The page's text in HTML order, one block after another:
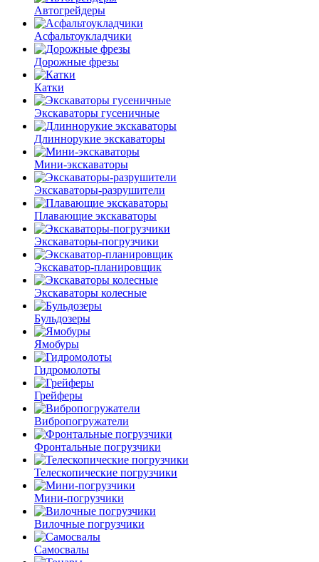
Автогрейдеры
Асфальто­укладчики
Дорожные фрезы
Катки
Экскаваторы гусеничные
Длиннорукие экскаваторы
Мини-экскаваторы
Экскаваторы-разрушители
Плавающие экскаваторы
Экскаваторы-погрузчики
Экскаватор-планировщик
Экскаваторы колесные
Бульдозеры
Ямобуры
Гидромолоты
Грейферы
Вибро­погружатели
Фронтальные погрузчики
Телескопические погрузчики
Мини-погрузчики
Вилочные погрузчики
Самосвалы